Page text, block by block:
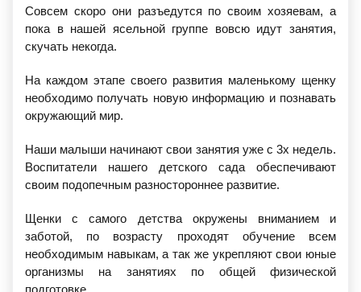
Совсем скоро они разъедутся по своим хозяевам, а
пока в нашей ясельной группе вовсю идут занятия,
скучать некогда.
На каждом этапе своего развития маленькому щенку
необходимо получать новую информацию и познавать
окружающий мир.
Наши малыши начинают свои занятия уже с 3х недель.
Воспитатели нашего детского сада обеспечивают
своим подопечным разностороннее развитие.
Щенки с самого детства окружены вниманием и
заботой, по возрасту проходят обучение всем
необходимым навыкам, а так же укрепляют свои юные
организмы на занятиях по общей физической